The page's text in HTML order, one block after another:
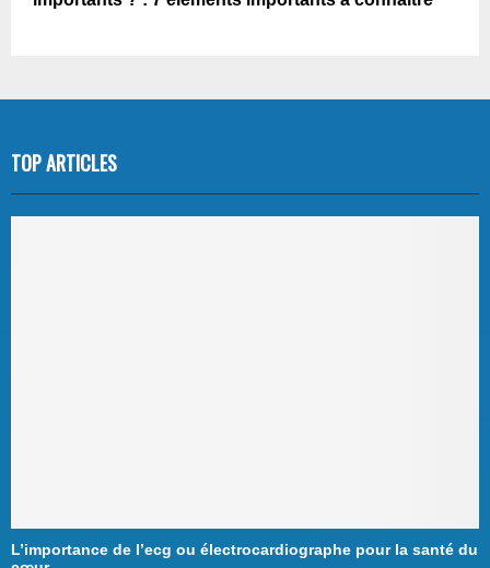
TOP ARTICLES
L’importance de l’ecg ou électrocardiographe pour la santé du